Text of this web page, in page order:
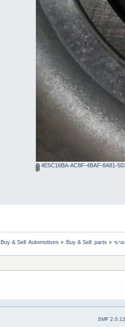
4E5C16BA-AC8F-4BAF-8A81-
Buy & Sell: Automotives » Buy & Sell: parts » ขาย
SMF 2.0.12